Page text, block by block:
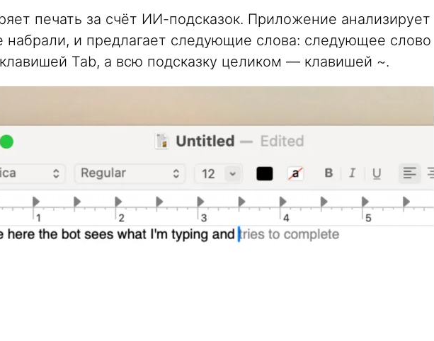
печать за счёт ИИ-подсказок. Приложение анализирует
набрали, и предлагает следующие слова: следующее слово
Tab, а всю подсказку целиком — клавишей ~.